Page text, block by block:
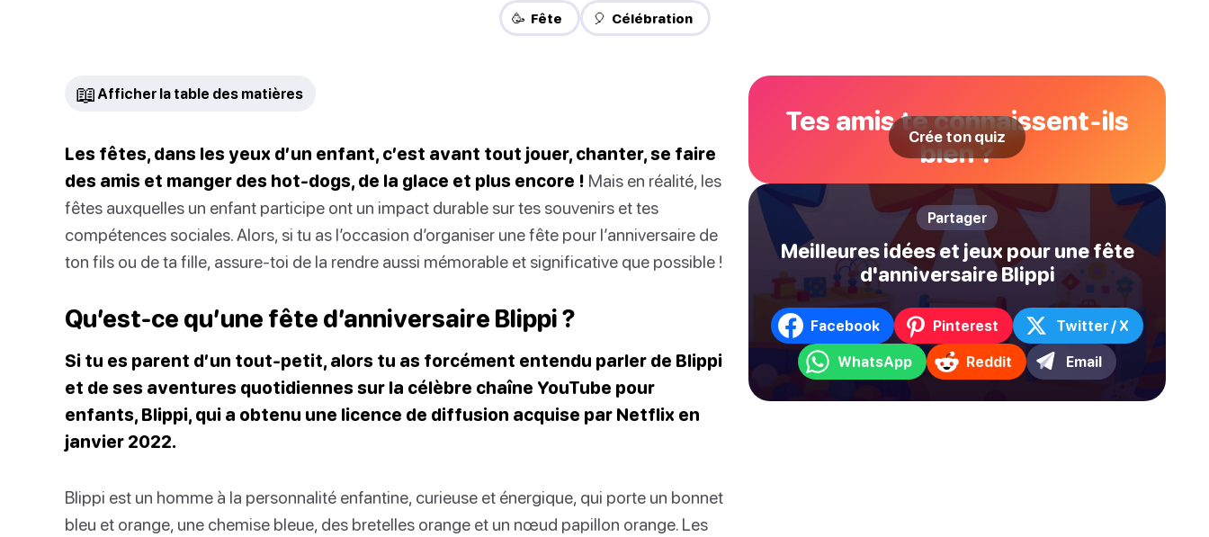
🥳 Fête 🎈 Célébration
📖 Afficher la table des matières
Les fêtes, dans les yeux d’un enfant, c’est avant tout jouer, chanter, se faire
des amis et manger des hot-dogs, de la glace et plus encore ! Mais en réalité, les
fêtes auxquelles un enfant participe ont un impact durable sur tes souvenirs et tes
compétences sociales. Alors, si tu as l’occasion d’organiser une fête pour l’anniversaire de
ton fils ou de ta fille, assure-toi de la rendre aussi mémorable et significative que possible !
Qu’est-ce qu’une fête d’anniversaire Blippi ?
Si tu es parent d’un tout-petit, alors tu as forcément entendu parler de Blippi
et de ses aventures quotidiennes sur la célèbre chaîne YouTube pour
enfants, Blippi, qui a obtenu une licence de diffusion acquise par Netflix en
janvier 2022.
Blippi est un homme à la personnalité enfantine, curieuse et énergique, qui porte un bonnet
bleu et orange, une chemise bleue, des bretelles orange et un nœud papillon orange. Les
Tes amis te connaissent-ils
bien ?
Crée ton quiz
Partager
Meilleures idées et jeux pour une fête
d'anniversaire Blippi
Facebook Pinterest Twitter / X
WhatsApp Reddit Email